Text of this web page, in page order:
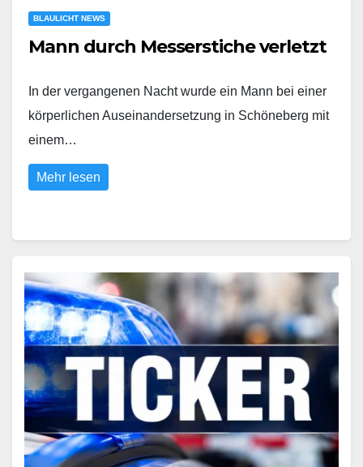
BLAULICHT NEWS
Mann durch Messerstiche verletzt
In der vergangenen Nacht wurde ein Mann bei einer
körperlichen Auseinandersetzung in Schöneberg mit
einem…
Mehr lesen